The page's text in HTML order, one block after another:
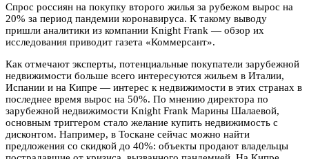
Спрос россиян на покупку второго жилья за рубежом вырос на
20% за период пандемии коронавируса. К такому выводу
пришли аналитики из компании Knight Frank — обзор их
исследования приводит газета «Коммерсант».
Как отмечают эксперты, потенциальные покупатели зарубежной
недвижимости больше всего интересуются жильем в Италии,
Испании и на Кипре — интерес к недвижимости в этих странах в
последнее время вырос на 50%. По мнению директора по
зарубежной недвижимости Knight Frank Марины Шалаевой,
основным триггером стало желание купить недвижимость с
дисконтом. Например, в Тоскане сейчас можно найти
предложения со скидкой до 40%: объекты продают владельцы